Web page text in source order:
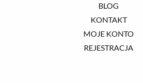
BLOG
KONTAKT
MOJE KONTO
REJESTRACJA